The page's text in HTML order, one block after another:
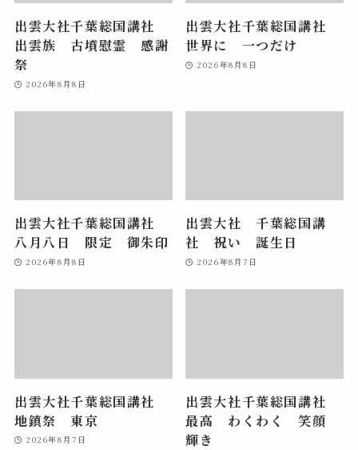
出雲大社千葉総国講社
出雲族 古墳慰霊 感謝
祭
2026年8月8日
出雲大社千葉総国講社
世界に 一つだけ
2026年8月8日
出雲大社千葉総国講社
八月八日 限定 御朱印
2026年8月8日
出雲大社 千葉総国講
社 祝い 誕生日
2026年8月7日
出雲大社千葉総国講社
地鎮祭 東京
2026年8月7日
出雲大社千葉総国講社
最高 わくわく 笑顔
輝き